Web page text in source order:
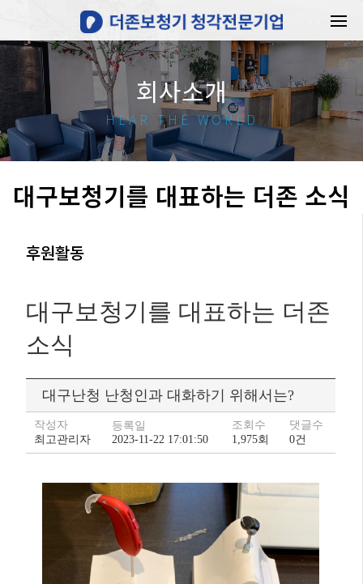
회사소개
HEAR THE WORLD
대구보청기를 대표하는 더존 소식
후원활동
대구보청기를 대표하는 더존
소식
대구난청 난청인과 대화하기 위해서는?
작성자
최고관리자
등록일
2023-11-22 17:01:50
조회수
1,975회
댓글수
0건